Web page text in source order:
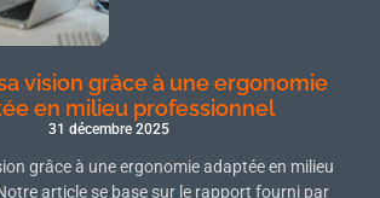
vision grâce à une ergonomie
en milieu professionnel
31 décembre 2025
grâce à une ergonomie adaptée en milieu
article se base sur le rapport fourni par